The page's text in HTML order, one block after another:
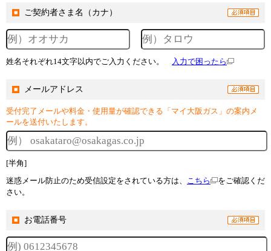
ご契約者さま名（カナ）
姓名それぞれ14文字以内でご入力ください。 入力で困ったら
メールアドレス
受付完了メールや料金・使用量が確認できる「マイ大阪ガス」の案内メ
ールを送付いたします。
[半角]
迷惑メール防止のため受信設定をされている方は、 こちら
をご確認くだ
さい。
お電話番号